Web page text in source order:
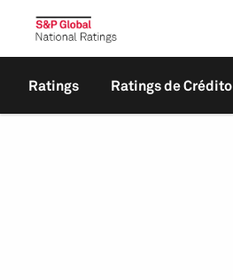
Ratings Ratings de Crédito